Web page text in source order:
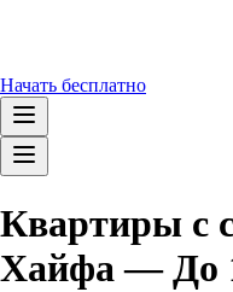
Начать бесплатно
Квартиры с
Хайфа — До